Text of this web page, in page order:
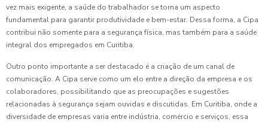
vez mais exigente, a saúde do trabalhador se torna um aspecto
fundamental para garantir produtividade e bem-estar. Dessa forma, a Cipa
contribui não somente para a segurança física, mas também para a saúde
integral dos empregados em Curitiba.
Outro ponto importante a ser destacado é a criação de um canal de
comunicação. A Cipa serve como um elo entre a direção da empresa e os
colaboradores, possibilitando que as preocupações e sugestões
relacionadas à segurança sejam ouvidas e discutidas. Em Curitiba, onde a
diversidade de empresas varia entre indústria, comércio e serviços, essa